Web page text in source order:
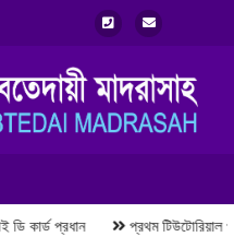
কার্ড প্রধান প্রথম টিউটোরিয়াল